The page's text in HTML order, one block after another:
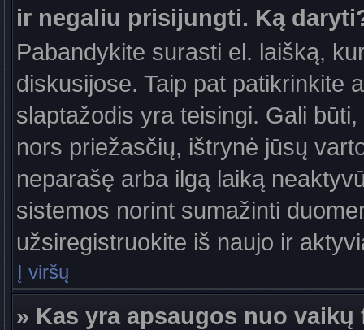
ir negaliu prisijungti. Ką
Pabandykite surasti el. laišką,
diskusijose. Taip pat patikrinkite
slaptažodis yra teisingi. Gali
nors priežasčių, ištrynė jūsų
neparašę arba ilgą laiką
sistemos norint sumažinti
užsiregistruokite iš naujo ir
Į viršų
» Kas yra apsaugos nuo vaikų